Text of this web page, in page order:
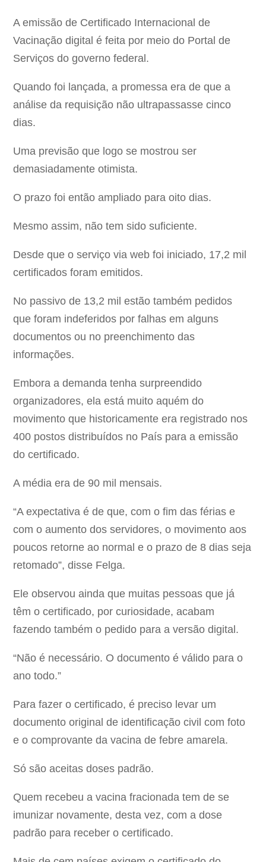
A emissão de Certificado Internacional de
Vacinação digital é feita por meio do Portal de
Serviços do governo federal.
Quando foi lançada, a promessa era de que a
análise da requisição não ultrapassasse cinco
dias.
Uma previsão que logo se mostrou ser
demasiadamente otimista.
O prazo foi então ampliado para oito dias.
Mesmo assim, não tem sido suficiente.
Desde que o serviço via web foi iniciado, 17,2 mil
certificados foram emitidos.
No passivo de 13,2 mil estão também pedidos
que foram indeferidos por falhas em alguns
documentos ou no preenchimento das
informações.
Embora a demanda tenha surpreendido
organizadores, ela está muito aquém do
movimento que historicamente era registrado nos
400 postos distribuídos no País para a emissão
do certificado.
A média era de 90 mil mensais.
“A expectativa é de que, com o fim das férias e
com o aumento dos servidores, o movimento aos
poucos retorne ao normal e o prazo de 8 dias seja
retomado”, disse Felga.
Ele observou ainda que muitas pessoas que já
têm o certificado, por curiosidade, acabam
fazendo também o pedido para a versão digital.
“Não é necessário. O documento é válido para o
ano todo.”
Para fazer o certificado, é preciso levar um
documento original de identificação civil com foto
e o comprovante da vacina de febre amarela.
Só são aceitas doses padrão.
Quem recebeu a vacina fracionada tem de se
imunizar novamente, desta vez, com a dose
padrão para receber o certificado.